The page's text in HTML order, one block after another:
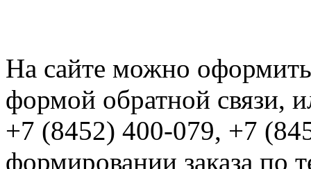
На сайте можно оформить
формой обратной связи,
+7 (8452) 400-079, +7
формировании заказа по